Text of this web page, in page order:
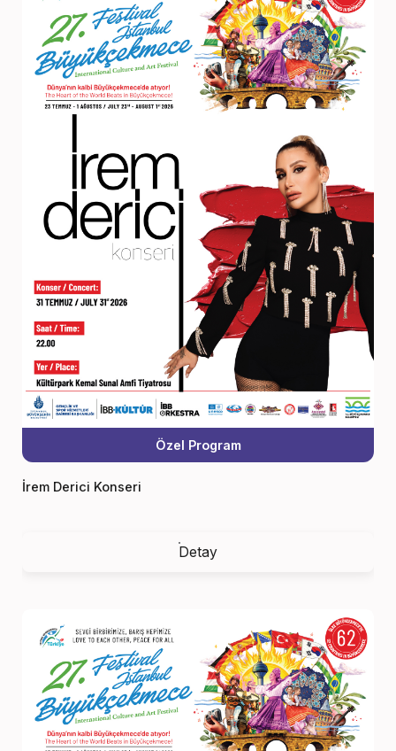
Özel Program
İrem Derici Konseri
Detay